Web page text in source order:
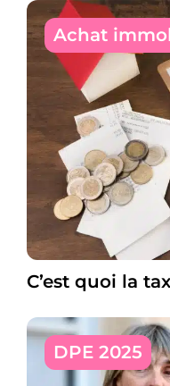
Achat
C’est quoi la
DPE 2025